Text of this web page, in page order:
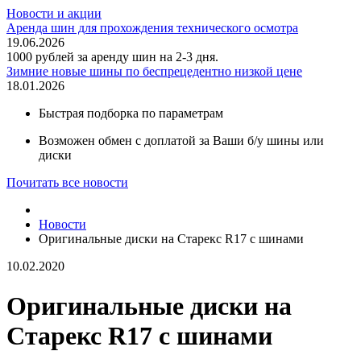
Новости и акции
Аренда шин для прохождения технического осмотра
19.06.2026
1000 рублей за аренду шин на 2-3 дня.
Зимние новые шины по беспрецедентно низкой цене
18.01.2026
Быстрая подборка по параметрам
Возможен обмен с доплатой за Ваши б/у шины или
диски
Почитать все новости
Новости
Оригинальные диски на Старекс R17 с шинами
10.02.2020
Оригинальные диски на
Старекс R17 с шинами